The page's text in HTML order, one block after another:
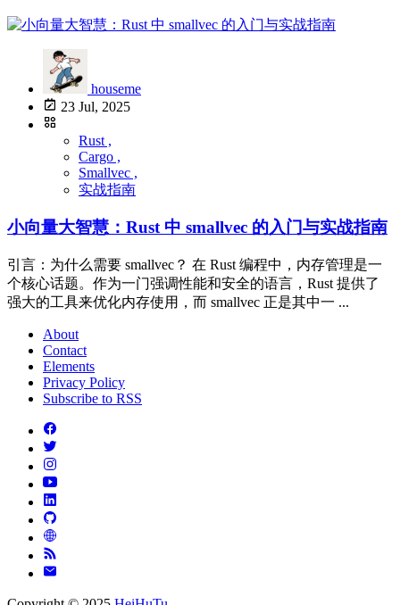
houseme
23 Jul, 2025
Rust ,
Cargo ,
Smallvec ,
实战指南
小向量大智慧：Rust 中 smallvec 的入门与实战指南
引言：为什么需要 smallvec？ 在 Rust 编程中，内存管理是一
个核心话题。作为一门强调性能和安全的语言，Rust 提供了
强大的工具来优化内存使用，而 smallvec 正是其中一 ...
About
Contact
Elements
Privacy Policy
Subscribe to RSS